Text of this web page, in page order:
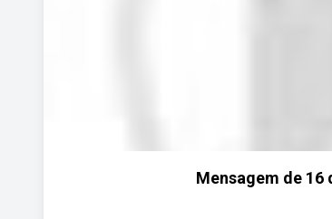
Mensagem de 16